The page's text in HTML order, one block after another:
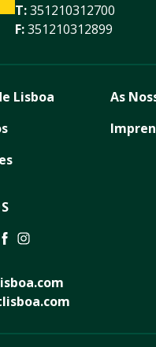
T:351210312700
F:351210312899
Lisboa
As